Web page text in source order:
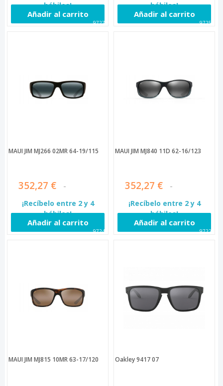
hábiles!
Añadir al carrito
97274
hábiles!
Añadir al carrito
97256
MAUI JIM MJ266 02MR 64-19/115
352,27 €
¡Recíbelo entre 2 y 4
hábiles!
Añadir al carrito
97249
MAUI JIM MJ840 11D 62-16/123
352,27 €
¡Recíbelo entre 2 y 4
hábiles!
Añadir al carrito
97229
MAUI JIM MJ815 10MR 63-17/120 Oakley 9417 07